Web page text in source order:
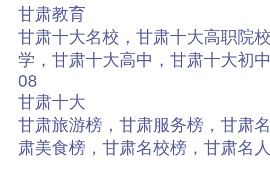
甘肃教育
甘肃十大名校，甘肃十大高职院
学，甘肃十大高中，甘肃十大初
08
甘肃十大
甘肃旅游榜，甘肃服务榜，甘肃
肃美食榜，甘肃名校榜，甘肃名